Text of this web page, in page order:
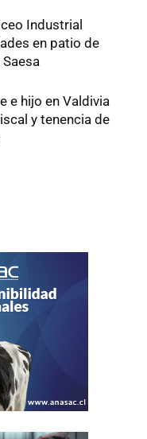
Industrial
en patio de
e hijo en Valdivia
y tenencia de